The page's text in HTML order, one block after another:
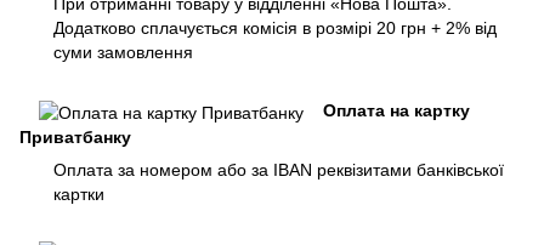
При отриманні товару у відділенні «Нова Пошта».
Додатково сплачується комісія в розмірі 20 грн + 2% від
суми замовлення
Оплата на картку
Приватбанку
Оплата за номером або за IBAN реквізитами банківської
картки